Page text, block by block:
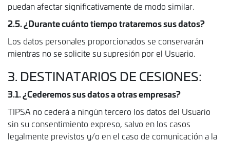
puedan afectar significativamente de modo similar.
2.5. ¿Durante cuánto tiempo trataremos sus datos?
Los datos personales proporcionados se conservarán
mientras no se solicite su supresión por el Usuario.
3. DESTINATARIOS DE CESIONES:
3.1. ¿Cederemos sus datos a otras empresas?
TIPSA no cederá a ningún tercero los datos del Usuario
sin su consentimiento expreso, salvo en los casos
legalmente previstos y/o en el caso de comunicación a la